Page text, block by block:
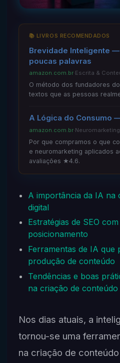
📚 LIVROS RECOMENDADOS
Brevidade Inteligente
poucas palavras
amazon.com.br·Escrita &
O método dos fundadores
textos que as pessoas
A Lógica do Consumo
amazon.com.br·Neuromarketing
Por que compramos o que
e neuromarketing aplicados
avaliações ★4.6.
A importância da IA na
digital
Estratégias de SEO
posicionamento
Ferramentas de IA que
produção de conteúdo
Tendências e boas
na criação de conteúdo
Nos dias atuais, a
tornou-se uma
na criação de